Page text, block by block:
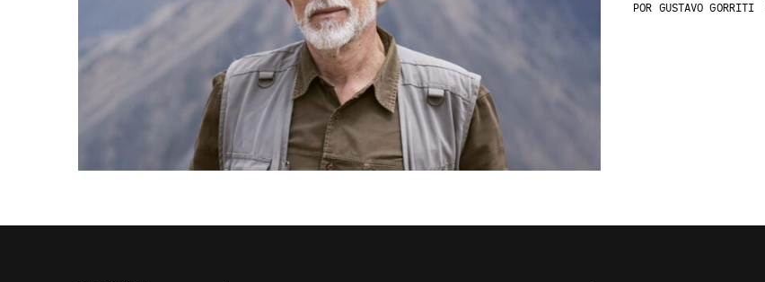
POR GUSTAVO GORRITI